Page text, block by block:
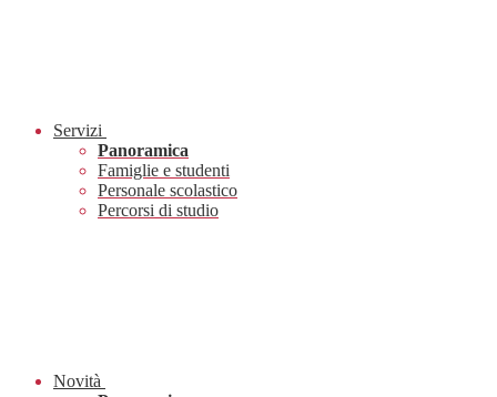
Servizi
Panoramica
Famiglie e studenti
Personale scolastico
Percorsi di studio
Novità